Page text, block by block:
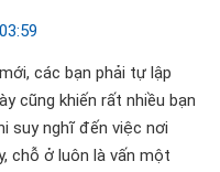
các bạn phải tự lập
cũng khiến rất nhiều bạn
suy nghĩ đến việc nơi
chỗ ở luôn là vấn một